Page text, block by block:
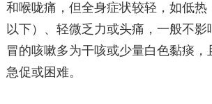
和喉咙痛，但全身症状较轻，如低
以下）、轻微乏力或头痛，一般不
冒的咳嗽多为干咳或少量白色黏痰，
急促或困难。